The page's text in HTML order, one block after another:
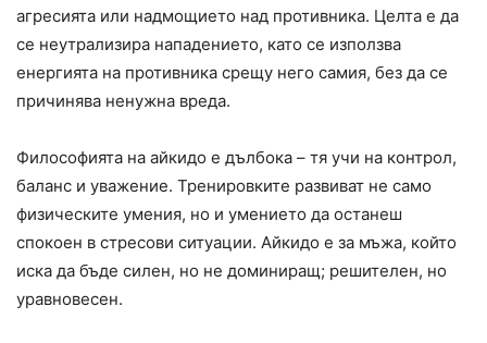
агресията или надмощието над противника. Целта е да
се неутрализира нападението, като се използва
енергията на противника срещу него самия, без да се
причинява ненужна вреда.
Философията на айкидо е дълбока – тя учи на контрол,
баланс и уважение. Тренировките развиват не само
физическите умения, но и умението да останеш
спокоен в стресови ситуации. Айкидо е за мъжа, който
иска да бъде силен, но не доминиращ; решителен, но
уравновесен.